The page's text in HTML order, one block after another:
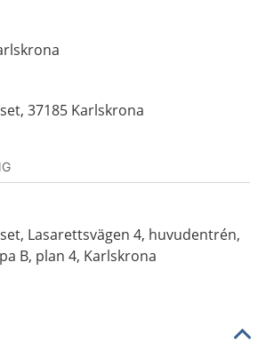
37185 Karlskrona
Lasarettsvägen 4, huvudentrén,
B, plan 4, Karlskrona